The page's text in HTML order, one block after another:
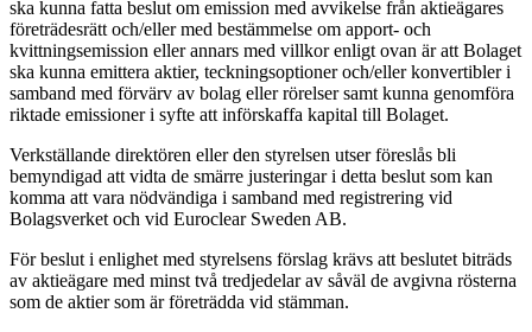
ska kunna fatta beslut om emission med avvikelse från aktieägares
företrädesrätt och/eller med bestämmelse om apport- och
kvittningsemission eller annars med villkor enligt ovan är att Bolaget
ska kunna emittera aktier, teckningsoptioner och/eller konvertibler i
samband med förvärv av bolag eller rörelser samt kunna genomföra
riktade emissioner i syfte att införskaffa kapital till Bolaget.
Verkställande direktören eller den styrelsen utser föreslås bli
bemyndigad att vidta de smärre justeringar i detta beslut som kan
komma att vara nödvändiga i samband med registrering vid
Bolagsverket och vid Euroclear Sweden AB.
För beslut i enlighet med styrelsens förslag krävs att beslutet biträds
av aktieägare med minst två tredjedelar av såväl de avgivna rösterna
som de aktier som är företrädda vid stämman.